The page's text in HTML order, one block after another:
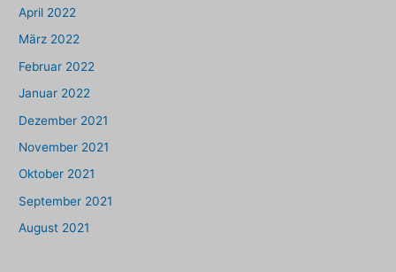
April 2022
März 2022
Februar 2022
Januar 2022
Dezember 2021
November 2021
Oktober 2021
September 2021
August 2021